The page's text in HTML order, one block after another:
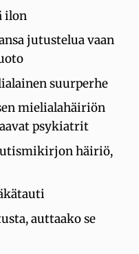
ilon
jutustelua vaan
suurperhe
mielialahäiriön
psykiatrit
häiriö,
auttaako se